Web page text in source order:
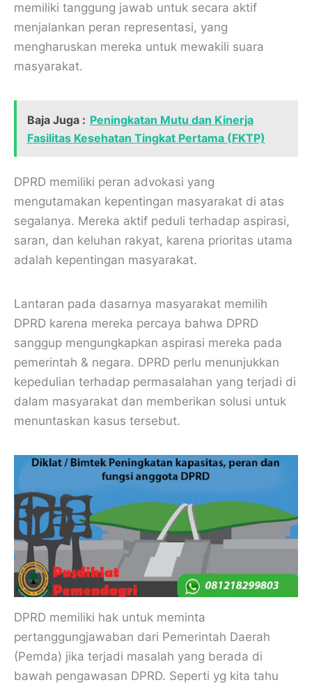
memiliki tanggung jawab untuk secara aktif
menjalankan peran representasi, yang
mengharuskan mereka untuk mewakili suara
masyarakat.
Baja Juga : Peningkatan Mutu dan Kinerja
Fasilitas Kesehatan Tingkat Pertama (FKTP)
DPRD memiliki peran advokasi yang
mengutamakan kepentingan masyarakat di atas
segalanya. Mereka aktif peduli terhadap aspirasi,
saran, dan keluhan rakyat, karena prioritas utama
adalah kepentingan masyarakat.
Lantaran pada dasarnya masyarakat memilih
DPRD karena mereka percaya bahwa DPRD
sanggup mengungkapkan aspirasi mereka pada
pemerintah & negara. DPRD perlu menunjukkan
kepedulian terhadap permasalahan yang terjadi di
dalam masyarakat dan memberikan solusi untuk
menuntaskan kasus tersebut.
DPRD memiliki hak untuk meminta
pertanggungjawaban dari Pemerintah Daerah
(Pemda) jika terjadi masalah yang berada di
bawah pengawasan DPRD. Seperti yg kita tahu